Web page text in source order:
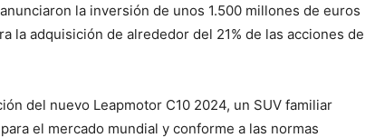
la inversión de unos 1.500 millones de euros
la adquisición de alrededor del 21% de las acciones de
del nuevo Leapmotor C10 2024, un SUV familiar
el mercado mundial y conforme a las normas